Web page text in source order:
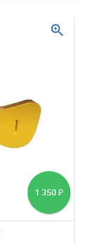
1 350 ₽
zoom_in